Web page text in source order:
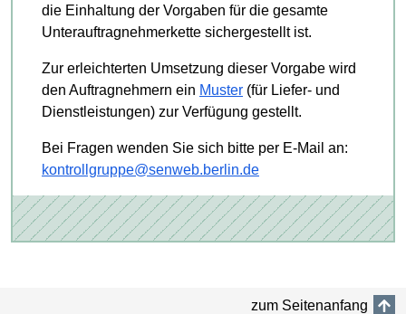
die Einhaltung der Vorgaben für die gesamte
Unterauftragnehmerkette sichergestellt ist.
Zur erleichterten Umsetzung dieser Vorgabe wird
den Auftragnehmern ein Muster (für Liefer- und
Dienstleistungen) zur Verfügung gestellt.
Bei Fragen wenden Sie sich bitte per E-Mail an:
kontrollgruppe@senweb.berlin.de
zum Seitenanfang